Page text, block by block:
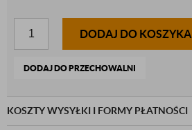
DODAJ DO KOSZYKA
DODAJ DO PRZECHOWALNI
KOSZTY WYSYŁKI I FORMY PŁATNOŚCI